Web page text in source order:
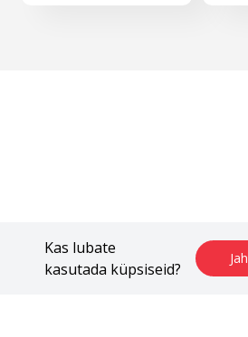
Kas lubate
kasutada küpsiseid?
Jah